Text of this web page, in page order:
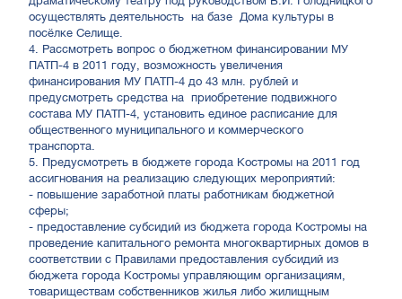
осуществлять деятельность на базе Дома культуры в
посёлке Селище.
4. Рассмотреть вопрос о бюджетном финансировании МУ
ПАТП-4 в 2011 году, возможность увеличения
финансирования МУ ПАТП-4 до 43 млн. рублей и
предусмотреть средства на приобретение подвижного
состава МУ ПАТП-4, установить единое расписание для
общественного муниципального и коммерческого
транспорта.
5. Предусмотреть в бюджете города Костромы на 2011 год
ассигнования на реализацию следующих мероприятий:
- повышение заработной платы работникам бюджетной
сферы;
- предоставление субсидий из бюджета города Костромы на
проведение капитального ремонта многоквартирных домов в
соответствии с Правилами предоставления субсидий из
бюджета города Костромы управляющим организациям,
товариществам собственников жилья либо жилищным